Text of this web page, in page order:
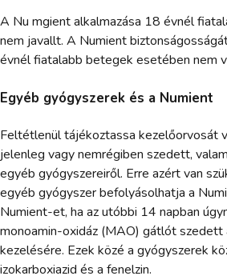
A Nu mgient alkalmazása 18 évnél
nem javallt. A Numient
évnél fiatalabb betegek esetében nem
Egyéb gyógyszerek és a Numient
Feltétlenül tájékoztassa kezelőorvosát
jelenleg vagy nemrégiben szedett,
egyéb gyógyszereiről. Erre azért van
egyéb gyógyszer befolyásolhatja a
Numient-et, ha az utóbbi 14 napban
monoamin-oxidáz (MAO) gátlót szedett
kezelésére. Ezek közé a gyógyszerek
izokarboxiazid és a fenelzin.